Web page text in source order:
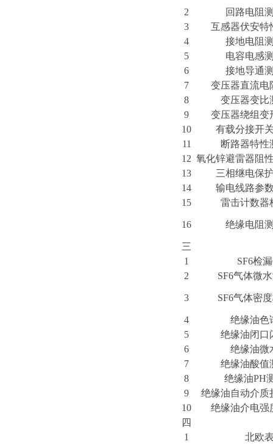
2
回路电阻
3
互感器伏安特
4
接地电阻
5
电容电感
6
接地导通
7
变压器直流电
8
变压器变比
9
变压器绕组变
10
有载分接开
11
断路器特性
12 氧化锌避雷器阻
13
三相继电保
14
输电线路参
15
雷击计数器
16 绝缘电阻
三
1
SF6检
2
SF6气体微
3 SF6气体密
4
绝缘油色
5
绝缘油闭口
6
绝缘油微
7
绝缘油酸值
8
绝缘油PH
9
绝缘油自动介质
10
绝缘油介电强
四
1
北欧